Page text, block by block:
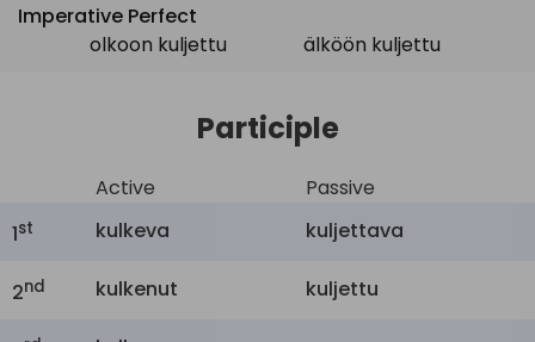
Imperative Perfect
olkoon kuljettu
älköön kuljettu
Participle
Active
Passive
1st kulkeva kuljettava
2nd kulkenut kuljettu